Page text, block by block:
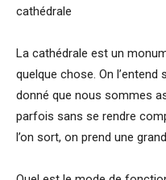
cathédrale
La cathédrale est un
quelque chose. On
donné que nous sommes
parfois sans se rendre
l’on sort, on prend une